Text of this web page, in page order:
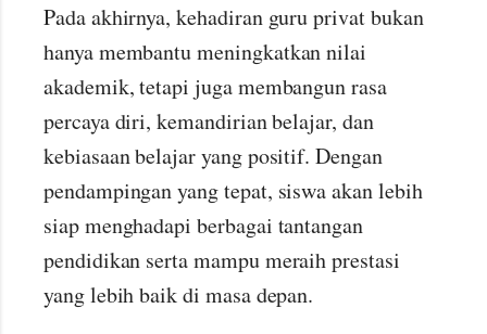
Pada akhirnya, kehadiran guru privat bukan
hanya membantu meningkatkan nilai
akademik, tetapi juga membangun rasa
percaya diri, kemandirian belajar, dan
kebiasaan belajar yang positif. Dengan
pendampingan yang tepat, siswa akan lebih
siap menghadapi berbagai tantangan
pendidikan serta mampu meraih prestasi
yang lebih baik di masa depan.